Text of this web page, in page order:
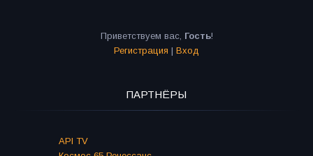
Приветствуем вас, Гость!
Регистрация | Вход
ПАРТНЁРЫ
API TV